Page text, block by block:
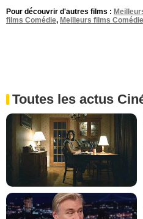
Pour découvrir d'autres films :
films Comédie, Meilleurs films
Toutes les actus